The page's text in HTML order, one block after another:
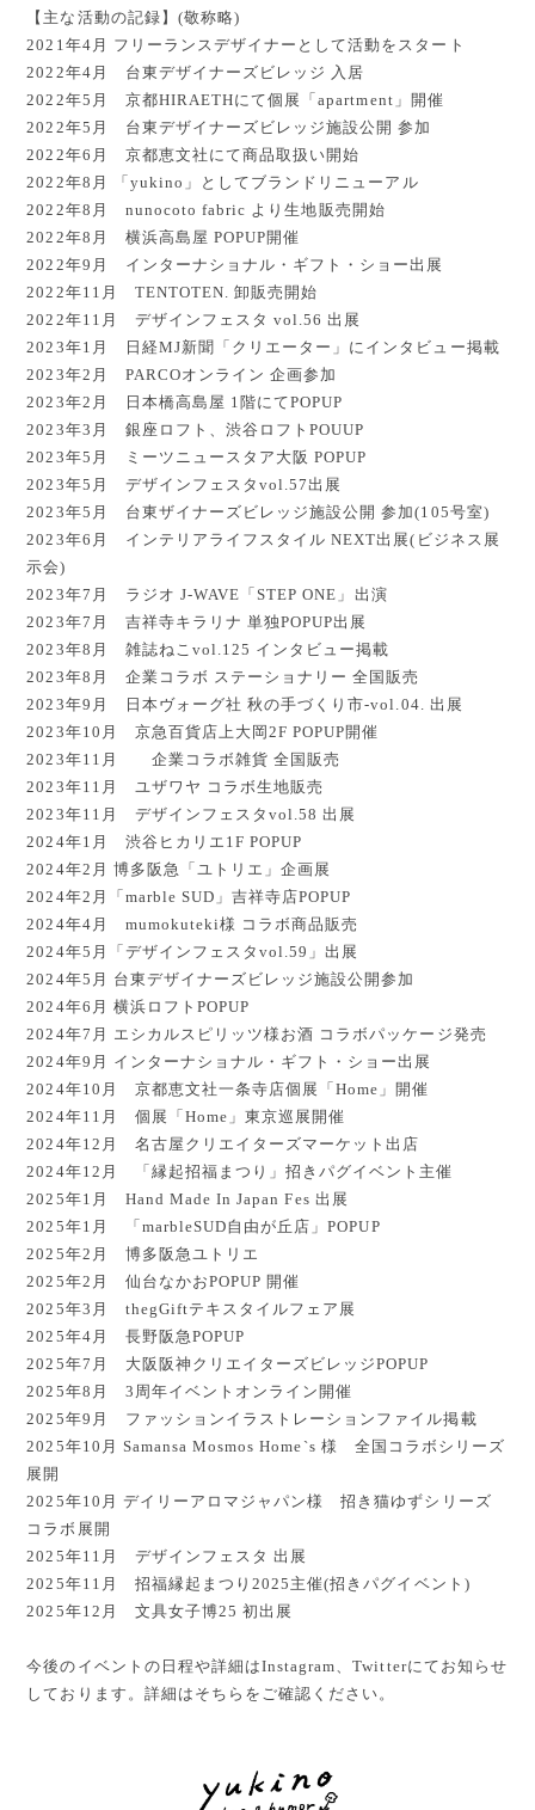
【主な活動の記録】(敬称略)
2021年4月 フリーランスデザイナーとして活動をスタート
2022年4月 台東デザイナーズビレッジ 入居
2022年5月 京都HIRAETHにて個展「apartment」開催
2022年5月 台東デザイナーズビレッジ施設公開 参加
2022年6月 京都恵文社にて商品取扱い開始
2022年8月 「yukino」としてブランドリニューアル
2022年8月 nunocoto fabric より生地販売開始
2022年8月 横浜高島屋 POPUP開催
2022年9月 インターナショナル・ギフト・ショー出展
2022年11月 TENTOTEN. 卸販売開始
2022年11月 デザインフェスタ vol.56 出展
2023年1月 日経MJ新聞「クリエーター」にインタビュー掲載
2023年2月 PARCOオンライン 企画参加
2023年2月 日本橋高島屋 1階にてPOPUP
2023年3月 銀座ロフト、渋谷ロフトPOUUP
2023年5月 ミーツニュースタア大阪 POPUP
2023年5月 デザインフェスタvol.57出展
2023年5月 台東ザイナーズビレッジ施設公開 参加(105号室)
2023年6月 インテリアライフスタイル NEXT出展(ビジネス展
示会)
2023年7月 ラジオ J-WAVE「STEP ONE」出演
2023年7月 吉祥寺キラリナ 単独POPUP出展
2023年8月 雑誌ねこvol.125 インタビュー掲載
2023年8月 企業コラボ ステーショナリー 全国販売
2023年9月 日本ヴォーグ社 秋の手づくり市-vol.04. 出展
2023年10月 京急百貨店上大岡2F POPUP開催
2023年11月 企業コラボ雑貨 全国販売
2023年11月 ユザワヤ コラボ生地販売
2023年11月 デザインフェスタvol.58 出展
2024年1月 渋谷ヒカリエ1F POPUP
2024年2月 博多阪急「ユトリエ」企画展
2024年2月「marble SUD」吉祥寺店POPUP
2024年4月 mumokuteki様 コラボ商品販売
2024年5月「デザインフェスタvol.59」出展
2024年5月 台東デザイナーズビレッジ施設公開参加
2024年6月 横浜ロフトPOPUP
2024年7月 エシカルスピリッツ様お酒 コラボパッケージ発売
2024年9月 インターナショナル・ギフト・ショー出展
2024年10月 京都恵文社一条寺店個展「Home」開催
2024年11月 個展「Home」東京巡展開催
2024年12月 名古屋クリエイターズマーケット出店
2024年12月 「縁起招福まつり」招きパグイベント主催
2025年1月 Hand Made In Japan Fes 出展
2025年1月 「marbleSUD自由が丘店」POPUP
2025年2月 博多阪急ユトリエ
2025年2月 仙台なかおPOPUP 開催
2025年3月 thegGiftテキスタイルフェア展
2025年4月 長野阪急POPUP
2025年7月 大阪阪神クリエイターズビレッジPOPUP
2025年8月 3周年イベントオンライン開催
2025年9月 ファッションイラストレーションファイル掲載
2025年10月 Samansa Mosmos Home`s 様 全国コラボシリーズ
展開
2025年10月 デイリーアロマジャパン様 招き猫ゆずシリーズ
コラボ展開
2025年11月 デザインフェスタ 出展
2025年11月 招福縁起まつり2025主催(招きパグイベント)
2025年12月 文具女子博25 初出展
今後のイベントの日程や詳細はInstagram、Twitterにてお知らせ
しております。詳細はそちらをご確認ください。